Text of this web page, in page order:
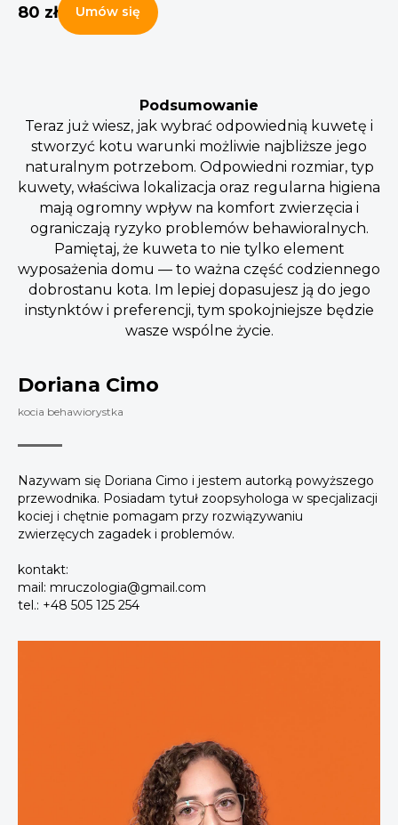
80 zł Umów się
Podsumowanie
Teraz już wiesz, jak wybrać odpowiednią kuwetę i
stworzyć kotu warunki możliwie najbliższe jego
naturalnym potrzebom. Odpowiedni rozmiar, typ
kuwety, właściwa lokalizacja oraz regularna higiena
mają ogromny wpływ na komfort zwierzęcia i
ograniczają ryzyko problemów behawioralnych.
Pamiętaj, że kuweta to nie tylko element
wyposażenia domu — to ważna część codziennego
dobrostanu kota. Im lepiej dopasujesz ją do jego
instynktów i preferencji, tym spokojniejsze będzie
wasze wspólne życie.
Doriana Cimo
kocia behawiorystka
Nazywam się Doriana Cimo i jestem autorką powyższego
przewodnika. Posiadam tytuł zoopsyhologa w specjalizacji
kociej i chętnie pomagam przy rozwiązywaniu
zwierzęcych zagadek i problemów.
kontakt:
mail: mruczologia@gmail.com
tel.: +48 505 125 254